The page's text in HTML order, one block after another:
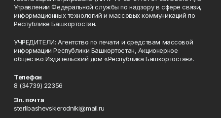
Управлении Федеральной службы по надзору в сфере связи,
информационных технологий и массовых коммуникаций по
Республике Башкортостан.
УЧРЕДИТЕЛИ: Агентство по печати и средствам массовой
информации Республики Башкортостан, Акционерное
общество Издательский дом «Республика Башкортостан».
Телефон
8 (34739) 22356
Эл. почта
sterlibashevskierodniki@mail.ru